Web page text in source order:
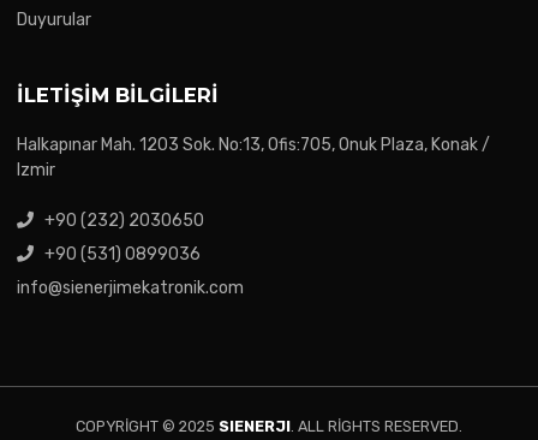
Duyurular
İLETIŞIM BILGILERI
Halkapınar Mah. 1203 Sok. No:13, Ofis:705, Onuk Plaza, Konak /
Izmir
+90 (232) 2030650
+90 (531) 0899036
info@sienerjimekatronik.com
COPYRIGHT © 2025 SIENERJI. ALL RIGHTS RESERVED.